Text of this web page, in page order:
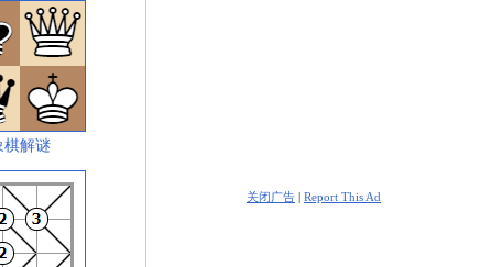
棋解谜
关闭广告 | Report This Ad